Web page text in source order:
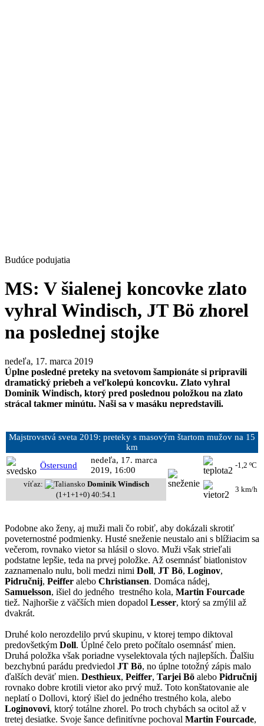
Budúce podujatia
MS: V šialenej koncovke zlato
vyhral Windisch, JT Bö zhorel
na poslednej stojke
nedeľa, 17. marca 2019
Úplne posledné preteky na svetovom šampionáte si pripravili
dramatický priebeh a veľkolepú koncovku. Zlato vyhral
Dominik Windisch, ktorý pred poslednou položkou na zlato
strácal takmer minútu. Naši sa v masáku nepredstavili.
Majstrovstvá sveta 2019: preteky s masovým štartom mužov na 15
km
Östersund
nedeľa, 17. marca
2019, 16:00
-1,2 ºC
víťaz:
Dominik Windisch
(1+1+1+0) 40:54.1
3 km/h
Podobne ako ženy, aj muži mali čo robiť, aby dokázali skrotiť
poveternostné podmienky. Husté sneženie neustalo ani s blížiacim sa
večerom, rovnako vietor sa hlásil o slovo. Muži však strieľali
podstatne lepšie, teda na prvej položke. Až osemnásť biatlonistov
zaznamenalo nulu, boli medzi nimi Doll, JT Bö, Loginov,
Pidručnij, Peiffer alebo Christiansen. Domáca nádej,
Samuelsson, išiel do jedného trestného kola, Martin Fourcade
tiež. Najhoršie z väčších mien dopadol Lesser, ktorý sa zmýlil až
dvakrát.
Druhé kolo nerozdelilo prvú skupinu, v ktorej tempo diktoval
predovšetkým Doll. Úplné čelo preto počítalo osemnásť mien.
Druhá položka však poriadne vyselektovala tých najlepších. Ďalšiu
bezchybnú parádu predviedol JT Bö, no úplne totožný zápis malo
ďalších deväť mien. Desthieux, Peiffer, Tarjei Bö alebo Pidručnij
rovnako dobre krotili vietor ako prvý muž. Toto konštatovanie ale
neplatí o Dollovi, ktorý išiel do jedného trestného kola, alebo
Loginovovi, ktorý totálne zhorel. Po troch chybách sa ocitol až v
tretej desiatke. Svoje šance definitívne pochoval Martin Fourcade,